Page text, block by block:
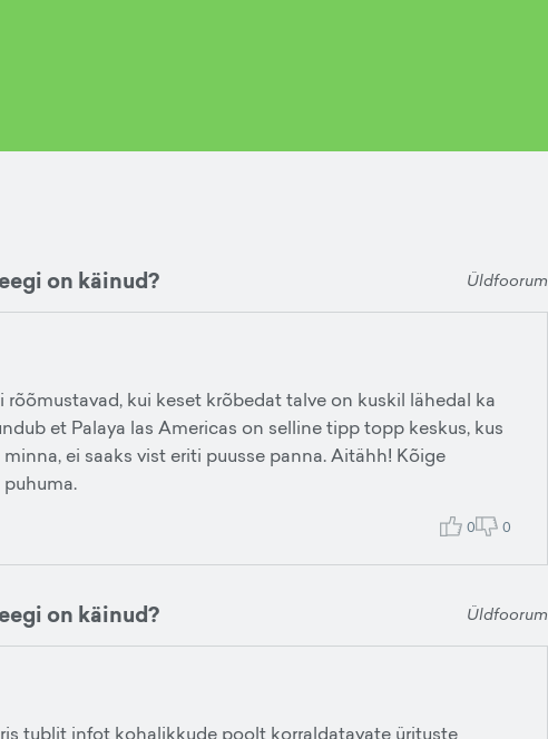
on käinud? Üldfoorum
kui keset krõbedat talve on kuskil lähedal ka
et Palaya las Americas on selline tipp topp keskus, kus
ei saaks vist eriti puusse panna. Aitähh! Kõige
0 0
on käinud? Üldfoorum
tublit infot kohalikkude poolt korraldatavate ürituste